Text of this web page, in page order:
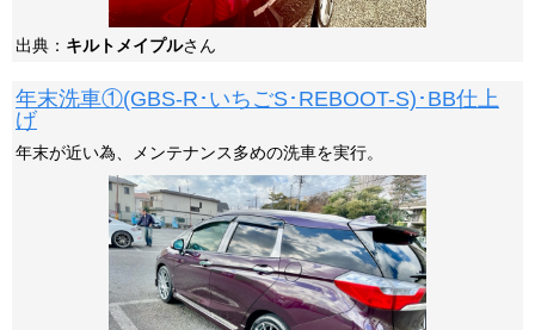
出典： キルトメイプルさん
年末洗車①(GBS-R･いちごS･REBOOT-S)･BB仕上
げ
年末が近い為、メンテナンス多めの洗車を実行。